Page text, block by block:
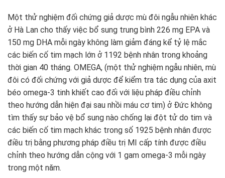
Một thử nghiệm đối chứng giả dược mù đôi ngẫu nhiên khác
ở Hà Lan cho thấy việc bổ sung trung bình 226 mg EPA và
150 mg DHA mỗi ngày không làm giảm đáng kể tỷ lệ mắc
các biến cố tim mạch lớn ở 1192 bệnh nhân trong khoảng
thời gian 40 tháng. OMEGA, (một thử nghiệm ngẫu nhiên, mù
đôi có đối chứng với giả dược để kiểm tra tác dụng của axit
béo omega-3 tinh khiết cao đối với liệu pháp điều chỉnh
theo hướng dẫn hiện đại sau nhồi máu cơ tim) ở Đức không
tìm thấy sự bảo vệ bổ sung nào chống lại đột tử do tim và
các biến cố tim mạch khác trong số 1925 bệnh nhân được
điều trị bằng phương pháp điều trị MI cấp tính được điều
chỉnh theo hướng dẫn cộng với 1 gam omega-3 mỗi ngày
trong một năm.